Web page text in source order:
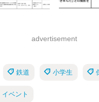
advertisement
鉄道 小学生
イベント